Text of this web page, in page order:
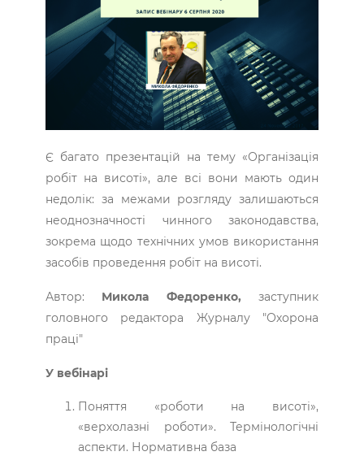
Є багато презентацій на тему «Організація
робіт на висоті», але всі вони мають один
недолік: за межами розгляду залишаються
неоднозначності чинного законодавства,
зокрема щодо технічних умов використання
засобів проведення робіт на висоті.
Автор: Микола Федоренко, заступник
головного редактора Журналу "Охорона
праці"
У вебінарі
Поняття «роботи на висоті»,
«верхолазні роботи». Термінологічні
аспекти. Нормативна база